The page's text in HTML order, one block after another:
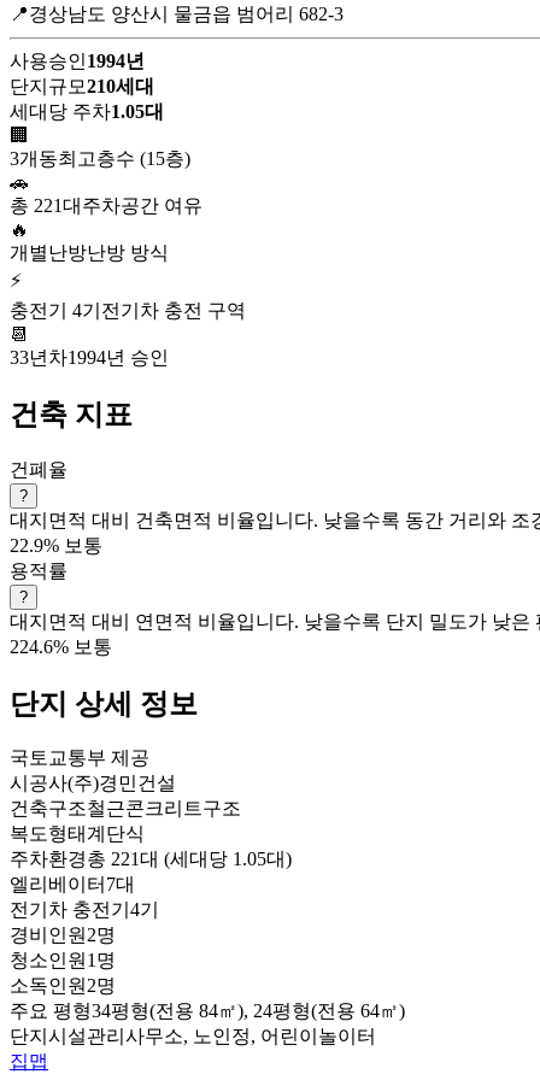
📍경상남도 양산시 물금읍 범어리 682-3
사용승인1994년
단지규모210세대
세대당 주차1.05대
🏢
3개동최고층수 (15층)
🚗
총 221대 주차공간 여유
🔥
개별난방난방 방식
⚡
충전기 4기 전기차 충전 구역
📆
33년차1994년 승인
건축 지표
건폐율
?
대지면적 대비 건축면적 비율입니다. 낮을수록 동간 거리와 조
22.9% 보통
용적률
?
대지면적 대비 연면적 비율입니다. 낮을수록 단지 밀도가 낮은
224.6% 보통
단지 상세 정보
국토교통부 제공
시공사(주)경민건설
건축구조철근콘크리트구조
복도형태계단식
주차환경총 221대 (세대당 1.05대)
엘리베이터 7대
전기차 충전기 4기
경비인원2명
청소인원1명
소독인원2명
주요 평형34평형(전용 84㎡), 24평형(전용 64㎡)
단지시설관리사무소, 노인정, 어린이놀이터
집맵